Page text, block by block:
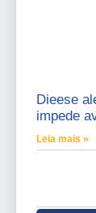
Dieese
impede
Leia mais »